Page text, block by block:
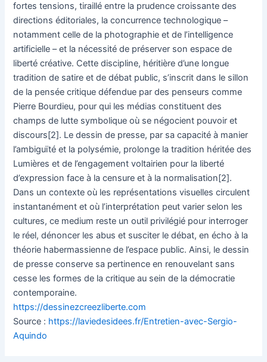
fortes tensions, tiraillé entre la prudence croissante des
directions éditoriales, la concurrence technologique –
notamment celle de la photographie et de l’intelligence
artificielle – et la nécessité de préserver son espace de
liberté créative. Cette discipline, héritière d’une longue
tradition de satire et de débat public, s’inscrit dans le sillon
de la pensée critique défendue par des penseurs comme
Pierre Bourdieu, pour qui les médias constituent des
champs de lutte symbolique où se négocient pouvoir et
discours[2]. Le dessin de presse, par sa capacité à manier
l’ambiguïté et la polysémie, prolonge la tradition héritée des
Lumières et de l’engagement voltairien pour la liberté
d’expression face à la censure et à la normalisation[2].
Dans un contexte où les représentations visuelles circulent
instantanément et où l’interprétation peut varier selon les
cultures, ce medium reste un outil privilégié pour interroger
le réel, dénoncer les abus et susciter le débat, en écho à la
théorie habermassienne de l’espace public. Ainsi, le dessin
de presse conserve sa pertinence en renouvelant sans
cesse les formes de la critique au sein de la démocratie
contemporaine.
https://dessinezcreezliberte.com
Source : https://laviedesidees.fr/Entretien-avec-Sergio-
Aquindo